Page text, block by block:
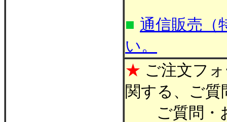
■ 通信販売（
い。
★ ご注文フ
関する、ご
ご質問・お